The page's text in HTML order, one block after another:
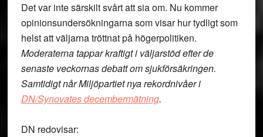
Det var inte särskilt svårt att sia om. Nu kommer
opinionsundersökningarna som visar hur tydligt som
helst att väljarna tröttnat på högerpolitiken.
Moderaterna tappar kraftigt i väljarstöd efter de
senaste veckornas debatt om sjukförsäkringen.
Samtidigt når Miljöpartiet nya rekordnivåer i
DN/Synovates december­mätning.
DN redovisar: